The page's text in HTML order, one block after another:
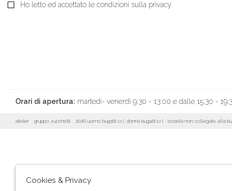
Ho letto ed accettato le condizioni sulla privacy.
Orari di apertura: martedì- venerdì 9:30 - 13:00 e dalle 15:30 -
2026 uomo bugatti s.r.l. donna bugatti s.r.l. -società non collegate alla
atelier gruppo zucchetti
Cookies & Privacy